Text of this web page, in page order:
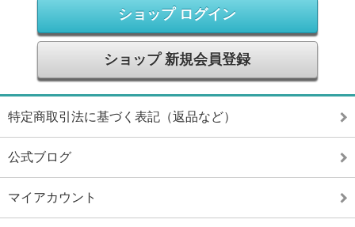
ショップ ログイン
ショップ 新規会員登録
特定商取引法に基づく表記（返品など）
公式ブログ
マイアカウント